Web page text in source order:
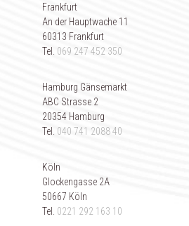
Frankfurt
An der Hauptwache 11
60313 Frankfurt
Tel. 069 247 452 350
Hamburg Gänsemarkt
ABC Strasse 2
20354 Hamburg
Tel. 040 741 2088 40
Köln
Glockengasse 2A
50667 Köln
Tel. 0221 292 163 10